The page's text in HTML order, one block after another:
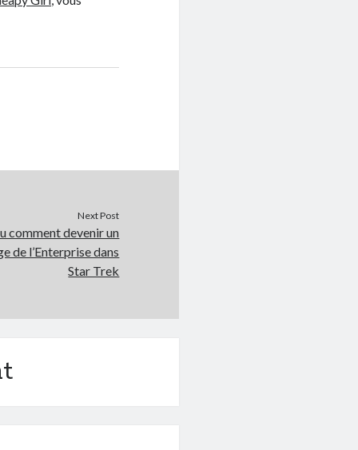
Next Post
comment devenir un
de l’Enterprise dans
Star Trek